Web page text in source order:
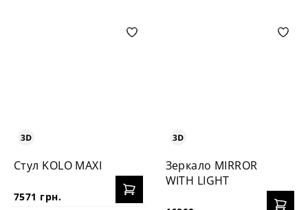
Стул KOLO MAXI
7571 грн.
Зеркало MIRROR
WITH LIGHT